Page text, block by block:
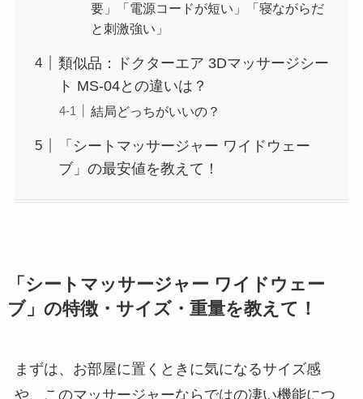
要」「電源コードが短い」「寝ながらだ
と刺激強い」
類似品：ドクターエア 3Dマッサージシー
ト MS-04との違いは？
結局どっちがいいの？
「シートマッサージャー ワイドウェー
ブ」の最安値を教えて！
「シートマッサージャー ワイドウェー
ブ」の特徴・サイズ・重量を教えて！
まずは、お部屋に置くときに気になるサイズ感
や、このマッサージャーならではの凄い機能につ